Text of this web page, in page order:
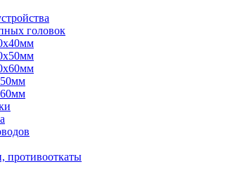
головок
противооткаты